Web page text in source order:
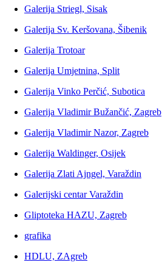
Galerija Striegl, Sisak
Galerija Sv. Keršovana, Šibenik
Galerija Trotoar
Galerija Umjetnina, Split
Galerija Vinko Perčić, Subotica
Galerija Vladimir Bužančić, Zagreb
Galerija Vladimir Nazor, Zagreb
Galerija Waldinger, Osijek
Galerija Zlati Ajngel, Varaždin
Galerijski centar Varaždin
Gliptoteka HAZU, Zagreb
grafika
HDLU, ZAgreb